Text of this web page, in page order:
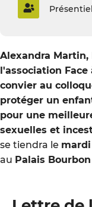
Présentiel
Alexandra
l'association
convier au
protéger un
pour une
sexuelles et
se tiendra le mardi
au Palais